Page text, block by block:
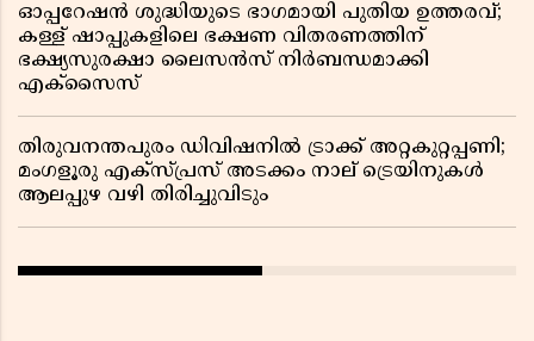
ഓപ്പറേഷൻ ശുദ്ധിയുടെ ഭാഗമായി പുതിയ ഉത്തരവ്;
കള്ള് ഷാപ്പുകളിലെ ഭക്ഷണ വിതരണത്തിന്
ഭക്ഷ്യസുരക്ഷാ ലൈസൻസ് നിർബന്ധമാക്കി
എക്സൈസ്
തിരുവനന്തപുരം ഡിവിഷനിൽ ട്രാക്ക് അറ്റകുറ്റപ്പണി;
മംഗളൂരു എക്സ്പ്രസ് അടക്കം നാല് ട്രെയിനുകൾ
ആലപ്പുഴ വഴി തിരിച്ചുവിടും